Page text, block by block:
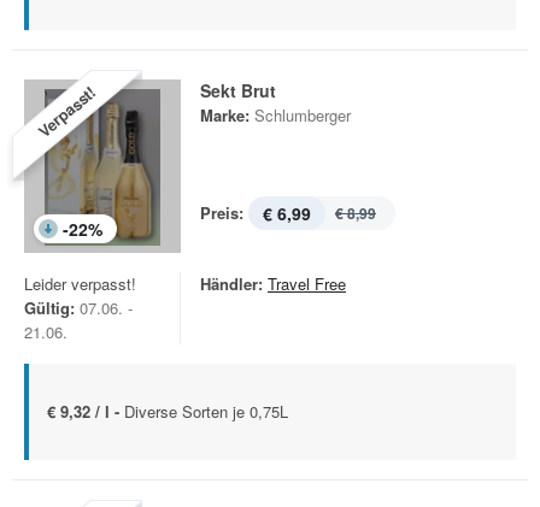
Verpasst!
-22%
Sekt Brut
Marke: Schlumberger
Preis: € 6,99 € 8,99
Leider verpasst!
Gültig: 07.06. -
21.06.
Händler: Travel Free
€ 9,32 / l - Diverse Sorten je 0,75L